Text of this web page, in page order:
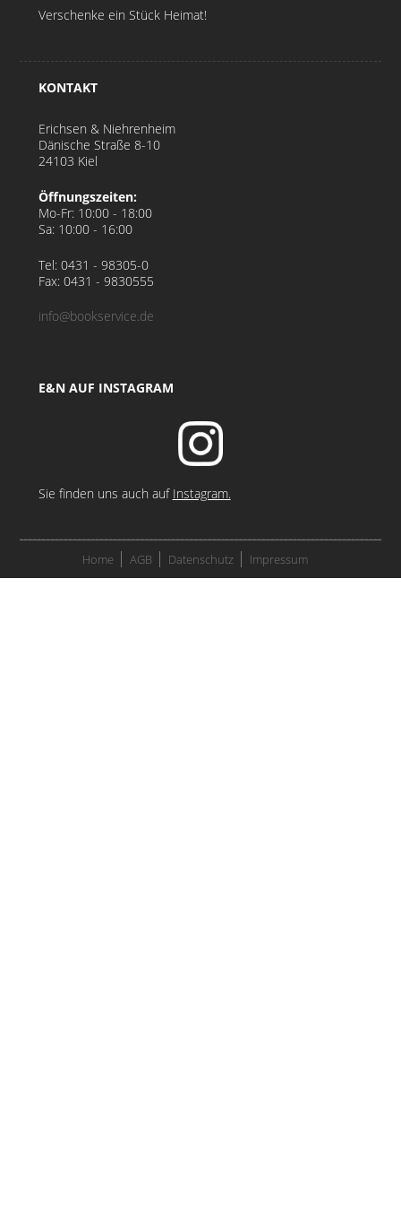
Verschenke ein Stück Heimat!
KONTAKT
Erichsen & Niehrenheim
Dänische Straße 8-10
24103 Kiel
Öffnungszeiten:
Mo-Fr:10:00 - 18:00
Sa:10:00 - 16:00
Tel: 0431 - 98305-0
Fax: 0431 - 9830555
info@bookservice.de
E&N AUF INSTAGRAM
Sie finden uns auch auf Instagram.
Home AGB Datenschutz Impressum